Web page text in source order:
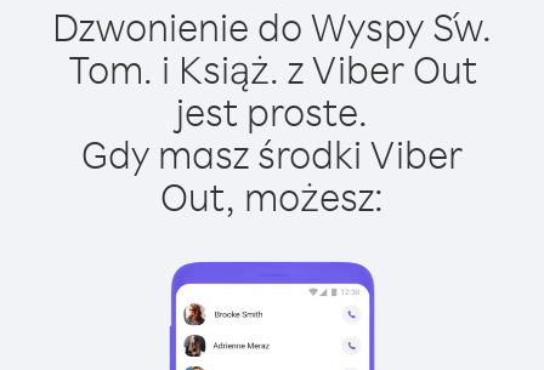
Dzwonienie do Wyspy Św.
Tom. i Książ. z Viber Out
jest proste.
Gdy masz środki Viber
Out, możesz: